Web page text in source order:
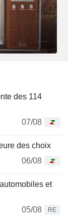
des 114
07/08
des choix
06/08
et
05/08
RE